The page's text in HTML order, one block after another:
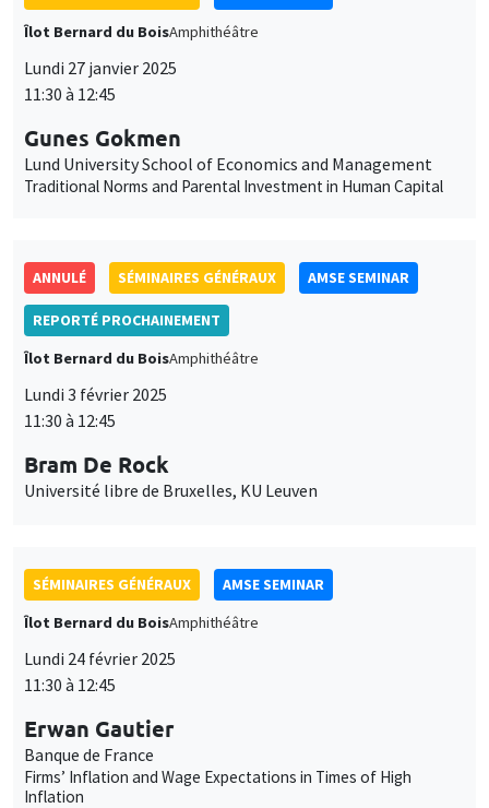
Îlot Bernard du BoisAmphithéâtre
Lundi 27 janvier 2025
11:30 à 12:45
Gunes Gokmen
Lund University School of Economics and Management
Traditional Norms and Parental Investment in Human Capital
ANNULÉ SÉMINAIRES GÉNÉRAUX AMSE SEMINAR
REPORTÉ PROCHAINEMENT
Îlot Bernard du BoisAmphithéâtre
Lundi 3 février 2025
11:30 à 12:45
Bram De Rock
Université libre de Bruxelles, KU Leuven
SÉMINAIRES GÉNÉRAUX
AMSE SEMINAR
Îlot Bernard du BoisAmphithéâtre
Lundi 24 février 2025
11:30 à 12:45
Erwan Gautier
Banque de France
Firms’ Inflation and Wage Expectations in Times of High
Inflation